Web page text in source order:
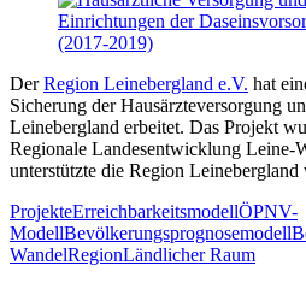
DerRegion Leinebergland e.V. hat
Sicherung der Hausärzteversorgung
Leinebergland erbeitet. Das Projekt
Regionale Landesentwicklung Leine-
unterstützte die Region Leinebergland
ProjekteErreichbarkeitsmodellÖPNV-
ModellBevölkerungsprognosemodell
WandelRegionLändlicher Raum